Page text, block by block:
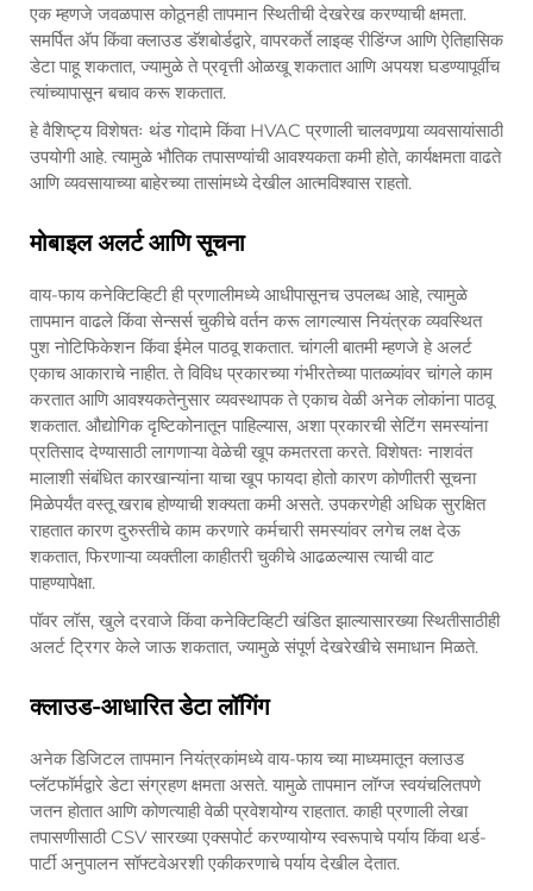
एक म्हणजे जवळपास कोठूनही तापमान स्थितीची देखरेख करण्याची क्षमता.
समर्पित अ‍ॅप किंवा क्लाउड डॅशबोर्डद्वारे, वापरकर्ते लाइव्ह रीडिंग्ज आणि ऐतिहासिक
डेटा पाहू शकतात, ज्यामुळे ते प्रवृत्ती ओळखू शकतात आणि अपयश घडण्यापूर्वीच
त्यांच्यापासून बचाव करू शकतात.
हे वैशिष्ट्य विशेषतः थंड गोदामे किंवा HVAC प्रणाली चालवणार्‍या व्यवसायांसाठी
उपयोगी आहे. त्यामुळे भौतिक तपासण्यांची आवश्यकता कमी होते, कार्यक्षमता वाढते
आणि व्यवसायाच्या बाहेरच्या तासांमध्ये देखील आत्मविश्वास राहतो.
मोबाइल अलर्ट आणि सूचना
वाय-फाय कनेक्टिव्हिटी ही प्रणालीमध्ये आधीपासूनच उपलब्ध आहे, त्यामुळे
तापमान वाढले किंवा सेन्सर्स चुकीचे वर्तन करू लागल्यास नियंत्रक व्यवस्थित
पुश नोटिफिकेशन किंवा ईमेल पाठवू शकतात. चांगली बातमी म्हणजे हे अलर्ट
एकाच आकाराचे नाहीत. ते विविध प्रकारच्या गंभीरतेच्या पातळ्यांवर चांगले काम
करतात आणि आवश्यकतेनुसार व्यवस्थापक ते एकाच वेळी अनेक लोकांना पाठवू
शकतात. औद्योगिक दृष्टिकोनातून पाहिल्यास, अशा प्रकारची सेटिंग समस्यांना
प्रतिसाद देण्यासाठी लागणाऱ्या वेळेची खूप कमतरता करते. विशेषतः नाशवंत
मालाशी संबंधित कारखान्यांना याचा खूप फायदा होतो कारण कोणीतरी सूचना
मिळेपर्यंत वस्तू खराब होण्याची शक्यता कमी असते. उपकरणेही अधिक सुरक्षित
राहतात कारण दुरुस्तीचे काम करणारे कर्मचारी समस्यांवर लगेच लक्ष देऊ
शकतात, फिरणाऱ्या व्यक्तीला काहीतरी चुकीचे आढळल्यास त्याची वाट
पाहण्यापेक्षा.
पॉवर लॉस, खुले दरवाजे किंवा कनेक्टिव्हिटी खंडित झाल्यासारख्या स्थितीसाठीही
अलर्ट ट्रिगर केले जाऊ शकतात, ज्यामुळे संपूर्ण देखरेखीचे समाधान मिळते.
क्लाउड-आधारित डेटा लॉगिंग
अनेक डिजिटल तापमान नियंत्रकांमध्ये वाय-फाय च्या माध्यमातून क्लाउड
प्लॅटफॉर्मद्वारे डेटा संग्रहण क्षमता असते. यामुळे तापमान लॉग्ज स्वयंचलितपणे
जतन होतात आणि कोणत्याही वेळी प्रवेशयोग्य राहतात. काही प्रणाली लेखा
तपासणीसाठी CSV सारख्या एक्सपोर्ट करण्यायोग्य स्वरूपाचे पर्याय किंवा थर्ड-
पार्टी अनुपालन सॉफ्टवेअरशी एकीकरणाचे पर्याय देखील देतात.